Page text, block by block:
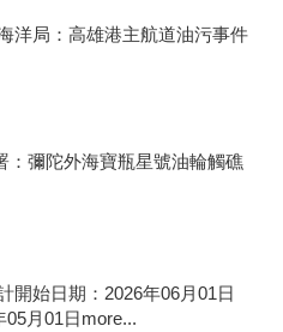
洋局：高雄港主航道油污事件
：彌陀外海寶瓶星號油輪觸礁
開始日期：2026年06月01日
05月01日more...